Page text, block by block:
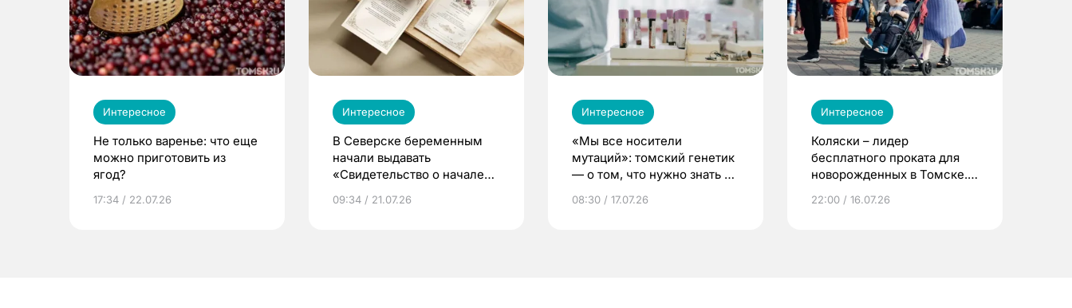
Интересное
Не только варенье: что еще
можно приготовить из
ягод?
17:34 / 22.07.26
Интересное
В Северске беременным
начали выдавать
«Свидетельство о начале
09:34 / 21.07.26
Интересное
«Мы все носители
мутаций»: томский генетик
— о том, что нужно знать до
08:30 / 17.07.26
Интересное
Коляски – лидер
бесплатного проката для
новорожденных в Томске.
22:00 / 16.07.26